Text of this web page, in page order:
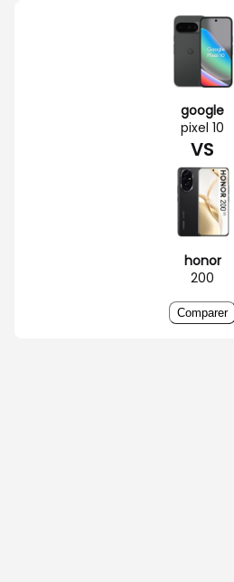
google
pixel 10
VS
honor
200
Comparer